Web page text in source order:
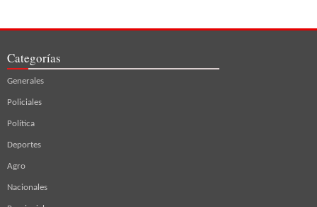
Categorías
Generales
Policiales
Política
Deportes
Agro
Nacionales